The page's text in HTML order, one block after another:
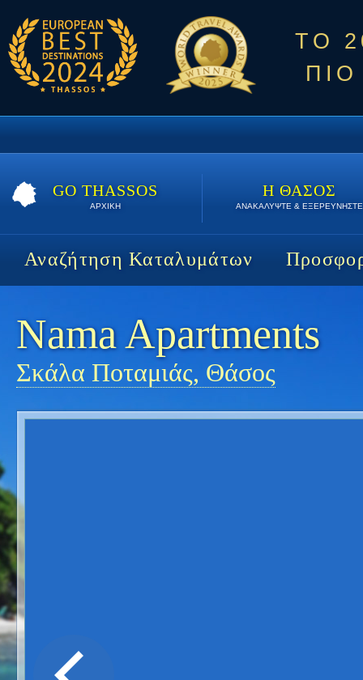
ΤΟ
GO THASSOS
ΑΡΧΙΚΗ
Η ΘΑΣΟΣ
ΑΝΑΚΑΛΥΨΤΕ & ΕΞΕΡΕΥΝΗΣΤΕ
Αναζήτηση Καταλυμάτων
Nama Apartments
Σκάλα Ποταμιάς, Θάσος